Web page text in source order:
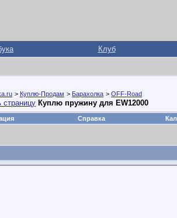
Клуб
> Куплю-Продам > Барахолка > OFF-Road
Куплю пружину для EW12000
Справка